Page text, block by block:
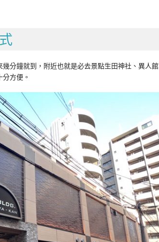
分鐘就到，附近也就是必去景點生田神社、異人館
方便。